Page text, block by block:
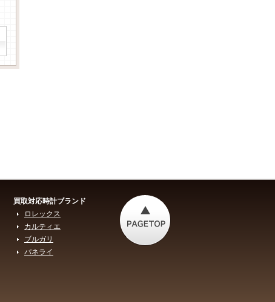
買取対応時計ブランド
ロレックス
カルティエ
ブルガリ
パネライ